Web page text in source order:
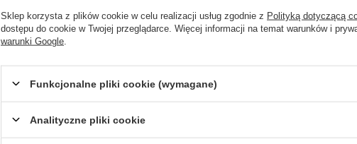
Sklep korzysta z plików cookie w celu realizacji usług zgodnie z Polityką dotyczącą
dostępu do cookie w Twojej przeglądarce. Więcej informacji na temat warunków i
warunki Google
Funkcjonalne pliki cookie (wymagane)
Analityczne pliki cookie